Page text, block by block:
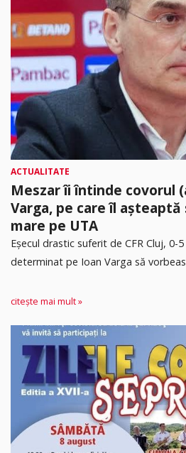
ACTUALITATE
Meszar îi întinde covorul
Varga, pe care îl
mare pe UTA
Eșecul drastic suferit de CFR Cluj, 0-
determinat pe Ioan Varga să
citește mai mult »